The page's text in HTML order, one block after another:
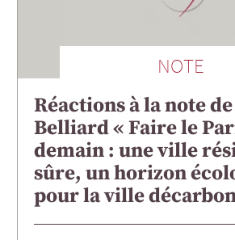
NOTE
Réactions à la note
Belliard « Faire le
demain : une ville
sûre, un horizon
pour la ville